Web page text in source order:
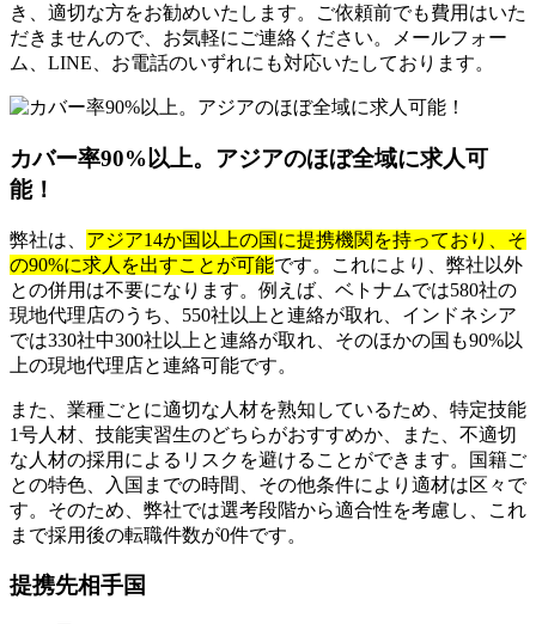
き、適切な方をお勧めいたします。ご依頼前でも費用はいた
だきませんので、お気軽にご連絡ください。メールフォー
ム、LINE、お電話のいずれにも対応いたしております。
カバー率90%以上。アジアのほぼ全域に求人可
能！
弊社は、 アジア14か国以上の国に提携機関を持っており、そ
の90%に求人を出すことが可能です。これにより、弊社以外
との併用は不要になります。例えば、ベトナムでは580社の
現地代理店のうち、550社以上と連絡が取れ、インドネシア
では330社中300社以上と連絡が取れ、そのほかの国も90%以
上の現地代理店と連絡可能です。
また、業種ごとに適切な人材を熟知しているため、特定技能
1号人材、技能実習生のどちらがおすすめか、また、不適切
な人材の採用によるリスクを避けることができます。国籍ご
との特色、入国までの時間、その他条件により適材は区々で
す。そのため、弊社では選考段階から適合性を考慮し、これ
まで採用後の転職件数が0件です。
提携先相手国